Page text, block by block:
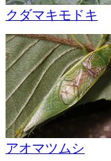
クダマキモドキ
アオマツムシ